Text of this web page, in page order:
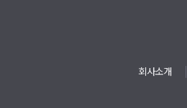
회사소개